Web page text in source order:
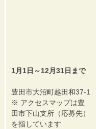
1月1日～12月31日まで
豊田市大沼町越田和37-1
※ アクセスマップは豊
田市下山支所（応募先）
を指しています